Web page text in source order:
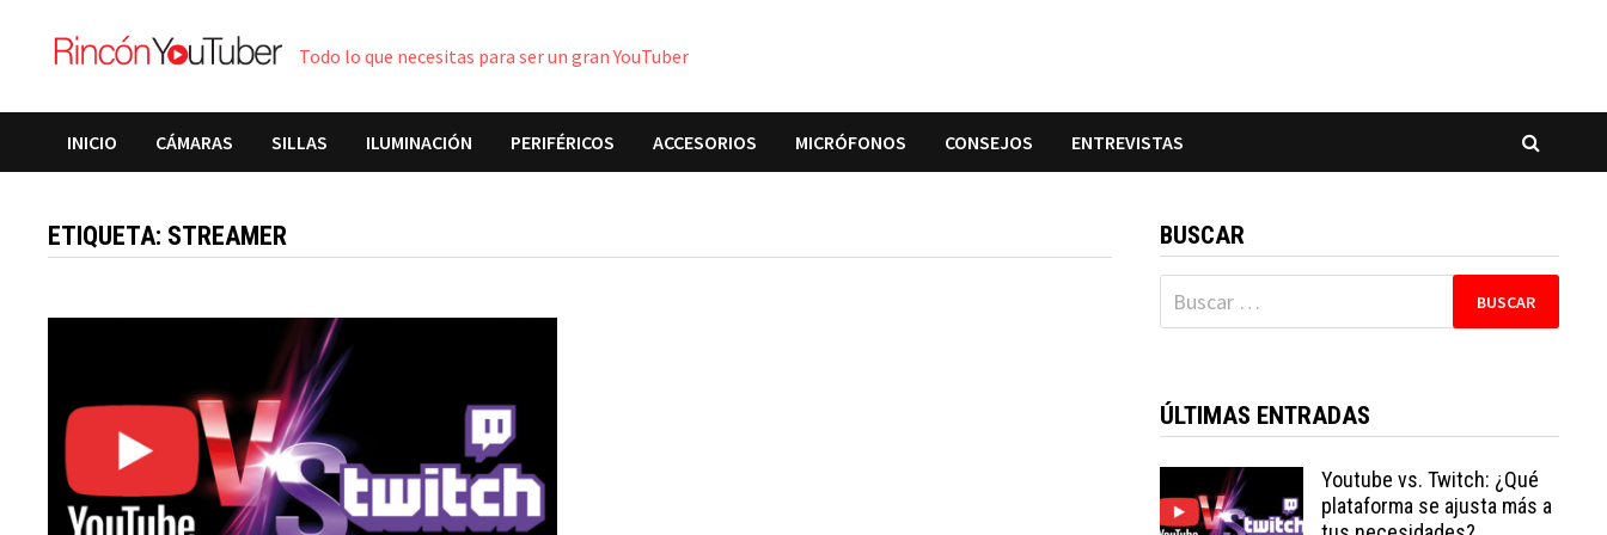
Todo lo que necesitas para ser un gran YouTuber
INICIO CÁMARAS SILLAS ILUMINACIÓN PERIFÉRICOS ACCESORIOS MICRÓFONOS CONSEJOS ENTREVISTAS
ETIQUETA: STREAMER BUSCAR
Buscar:
ÚLTIMAS ENTRADAS
Youtube vs. Twitch: ¿Qué
plataforma se ajusta más a